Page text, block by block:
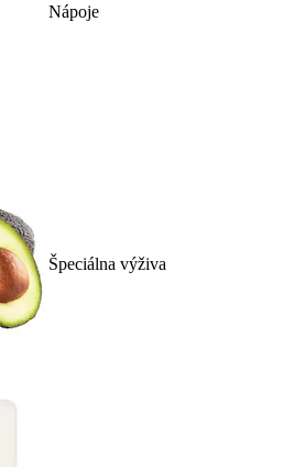
Nápoje
Špeciálna výživa